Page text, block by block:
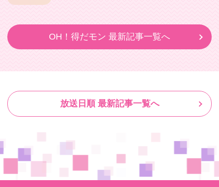
OH！得だモン 最新記事一覧へ
放送日順 最新記事一覧へ